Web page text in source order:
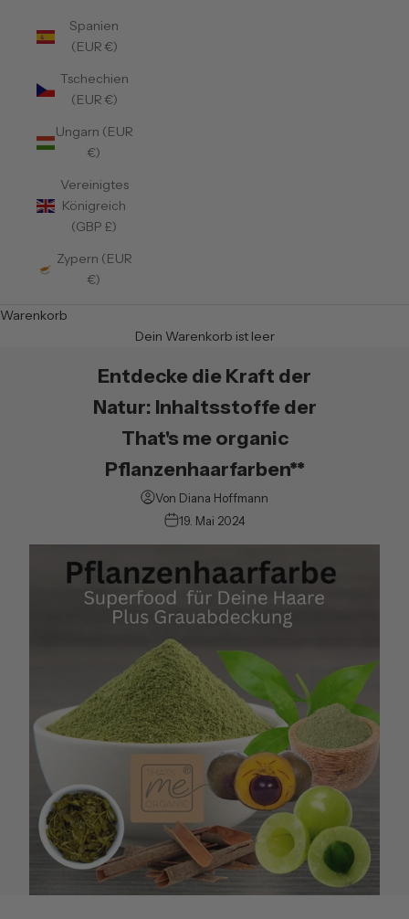
Spanien
(EUR €)
Tschechien
(EUR €)
Ungarn (EUR
€)
Vereinigtes
Königreich
(GBP £)
Zypern (EUR
€)
Warenkorb
Dein Warenkorb ist leer
Entdecke die Kraft der
Natur: Inhaltsstoffe der
That's me organic
Pflanzenhaarfarben**
Von Diana Hoffmann
19. Mai 2024